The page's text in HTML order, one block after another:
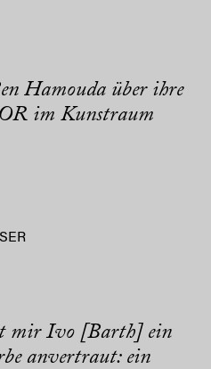
Hamouda über ihre
im Kunstraum
mir Ivo [Barth] ein
anvertraut: ein